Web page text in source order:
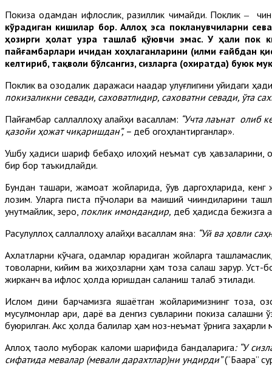
Покиза одамдан ифлослик, разиллик чиқмайди. Поклик ‒
кўрадиган кишилар бор. Аллоҳ эса покланувчиларни
ҳозирги ҳолат узра ташлаб қўювчи эмас. У ҳали пок
пайғамбарлари ичидан хоҳлаганларини (илми ғайбдан
келтириб, тақволи бўлсангиз, сизларга (охиратда) буюк
Поклик ва озодалик даражаси нақадар улуғлигини қуйидаги
покизаликни севади, саховатлидир, саховатни севади, ўта
Пайғамбар саллаллоҳу алайҳи васаллам: “Учта лаънат олиб
қазойи ҳожат чиқаришдан”, – деб огоҳлантирганлар».
Ушбу ҳадиси шариф бебаҳо илоҳий неъмат сув ҳавзаларини,
бир бор таъкидлайди.
Бундан ташқари, жамоат жойларида, ўқув даргоҳларида,
лозим. Уларга писта пўчоқлари ва маиший чиқиндиларини
унутмайлик, зеро, поклик имондандир, деб ҳадисда бежизга
Расулуллоҳ саллаллоҳу алайҳи васаллам яна: “Уй ва ҳовли
Ахлатларни кўчага, одамлар юрадиган жойларга
товоқларни, кийим ва жиҳозларни ҳам тоза сақлаш зарур. Уст-
жирканч ва ифлос ҳолда юришдан сақланиш талаб этилади.
Ислом дини барчамизга яшаётган жойларимизнинг тоза,
мусулмонлар ариқ, дарё ва денгиз сувларини покиза
буюрилган. Акс ҳолда балиқлар ҳам ноз-неъмат ўрнига
Аллоҳ таоло муборак каломи шарифида бандаларига: “У
сифатида мевалар (мевали дарахтлар)ни ундирди”(“Бақара”